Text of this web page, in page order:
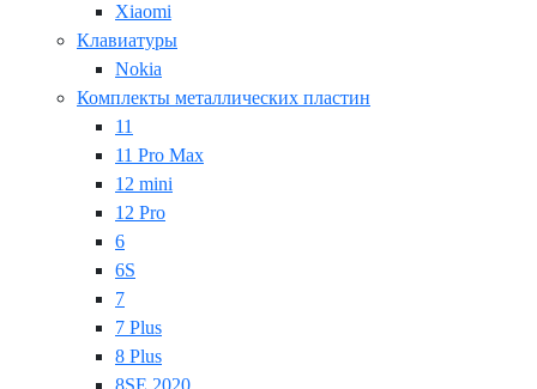
Xiaomi
Клавиатуры
Nokia
Комплекты металлических пластин
11
11 Pro Max
12 mini
12 Pro
6
6S
7
7 Plus
8 Plus